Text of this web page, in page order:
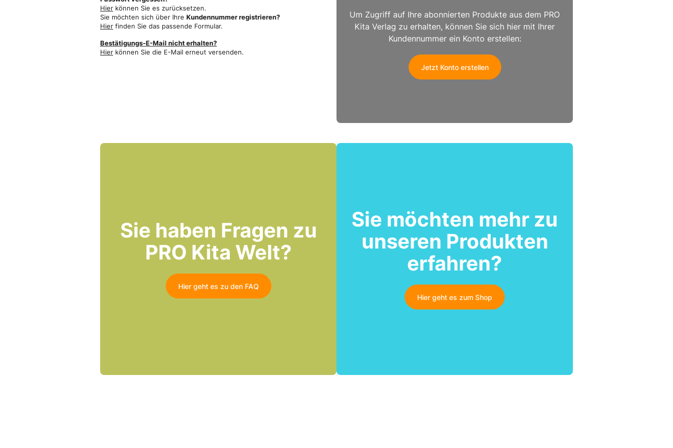
Hier können Sie es zurücksetzen.
Sie möchten sich über Ihre Kundennummer registrieren?
Hier finden Sie das passende Formular.
Bestätigungs-E-Mail nicht erhalten?
Hier können Sie die E-Mail erneut versenden.
Um Zugriff auf Ihre abonnierten Produkte aus dem PRO
Kita Verlag zu erhalten, können Sie sich hier mit Ihrer
Kundennummer ein Konto erstellen:
Jetzt Konto erstellen
Sie haben Fragen zu
PRO Kita Welt?
Hier geht es zu den FAQ
Sie möchten mehr zu
unseren Produkten
erfahren?
Hier geht es zum Shop